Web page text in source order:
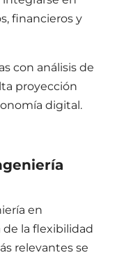
financieros y
con análisis de
proyección
digital.
en
de la flexibilidad
relevantes se